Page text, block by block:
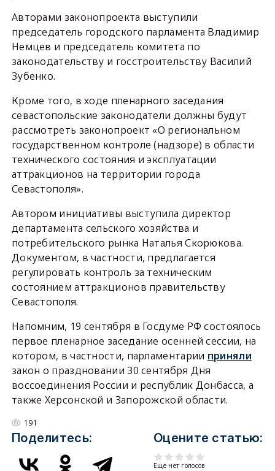
Авторами законопроекта выступили
председатель городского парламента Владимир
Немцев и председатель комитета по
законодательству и госстроительству Василий
Зубенко.
Кроме того, в ходе пленарного заседания
севастопольские законодатели должны будут
рассмотреть законопроект «О региональном
государственном контроле (надзоре) в области
технического состояния и эксплуатации
аттракционов на территории города
Севастополя».
Автором инициативы выступила директор
департамента сельского хозяйства и
потребительского рынка Наталья Скорюкова.
Документом, в частности, предлагается
регулировать контроль за техническим
состоянием аттракционов правительству
Севастополя.
Напомним, 19 сентября в Госдуме РФ состоялось
первое пленарное заседание осенней сессии, на
котором, в частности, парламентарии приняли
закон о праздновании 30 сентября Дня
воссоединения России и республик Донбасса, а
также Херсонской и Запорожской области.
191
Поделитесь: Оцените статью:
Еще нет голосов